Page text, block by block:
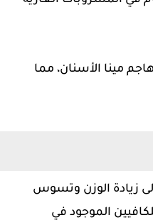
مينا الأسنان، مما
زيادة الوزن وتسوس
الموجود في